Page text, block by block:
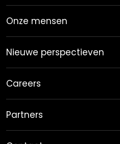
Onze mensen
Nieuwe perspectieven
Careers
Partners